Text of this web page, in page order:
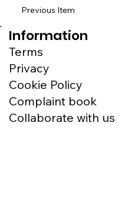
Previous Item
Information
Terms
Privacy
Cookie Policy
Complaint book
Collaborate with us